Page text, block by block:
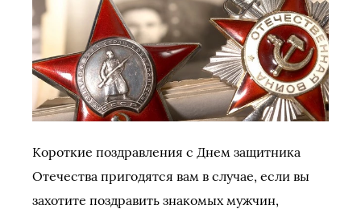
Короткие поздравления с Днем защитника
Отечества пригодятся вам в случае, если вы
захотите поздравить знакомых мужчин,